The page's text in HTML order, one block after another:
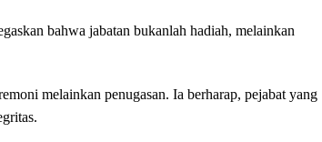
bahwa jabatan bukanlah hadiah, melainkan
melainkan penugasan. Ia berharap, pejabat yang